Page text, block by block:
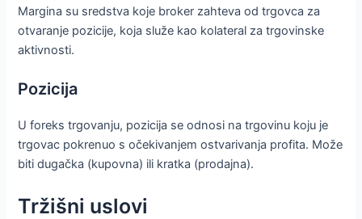
Margina su sredstva koje broker zahteva od trgovca za
otvaranje pozicije, koja služe kao kolateral za trgovinske
aktivnosti.
Pozicija
U foreks trgovanju, pozicija se odnosi na trgovinu koju je
trgovac pokrenuo s očekivanjem ostvarivanja profita. Može
biti dugačka (kupovna) ili kratka (prodajna).
Tržišni uslovi